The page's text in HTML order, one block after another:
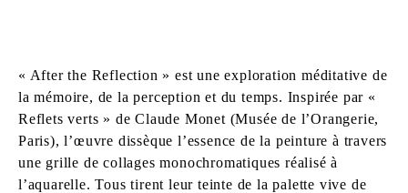
« After the Reflection » est une exploration méditative de
la mémoire, de la perception et du temps. Inspirée par «
Reflets verts » de Claude Monet (Musée de l’Orangerie,
Paris), l’œuvre dissèque l’essence de la peinture à travers
une grille de collages monochromatiques réalisé à
l’aquarelle. Tous tirent leur teinte de la palette vive de